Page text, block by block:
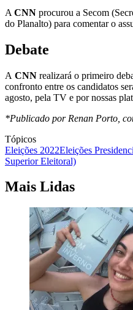
A CNN procurou a Secom
do Planalto) para comentar o
Debate
A CNN realizará o primeiro
confronto entre os candidatos
agosto, pela TV e por nossas
*Publicado por Renan Porto,
Tópicos
Eleições 2022Eleições
Superior Eleitoral)
Mais Lidas